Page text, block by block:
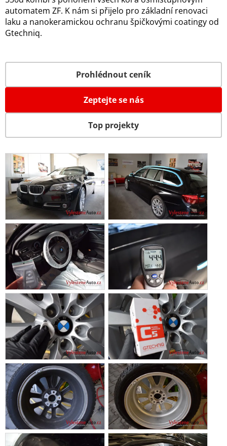
automatem ZF. K nám si přijelo pro základní renovaci
laku a nanokeramickou ochranu špičkovými coatingy od
Gtechniq.
Prohlédnout ceník
Zeptejte se nás
Top projekty